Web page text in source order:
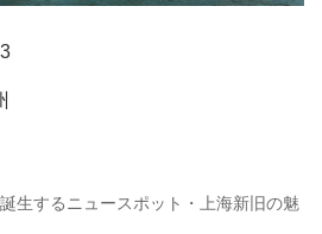
生するニュースポット・上海新旧の魅